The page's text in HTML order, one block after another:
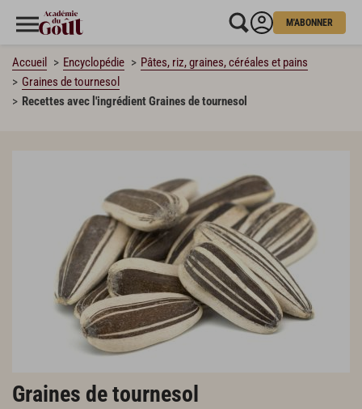
M'ABONNER
Accueil Encyclopédie
Pâtes, riz, graines, céréales et pains
Graines de tournesol
Recettes avec l'ingrédient Graines de tournesol
Graines de tournesol